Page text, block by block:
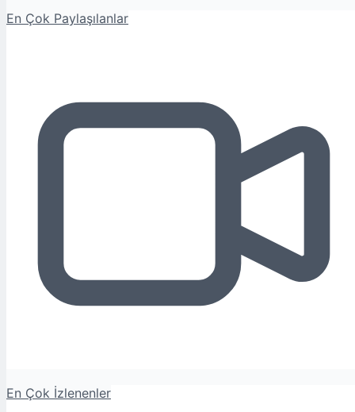
En Çok Paylaşılanlar
En Çok İzlenenler